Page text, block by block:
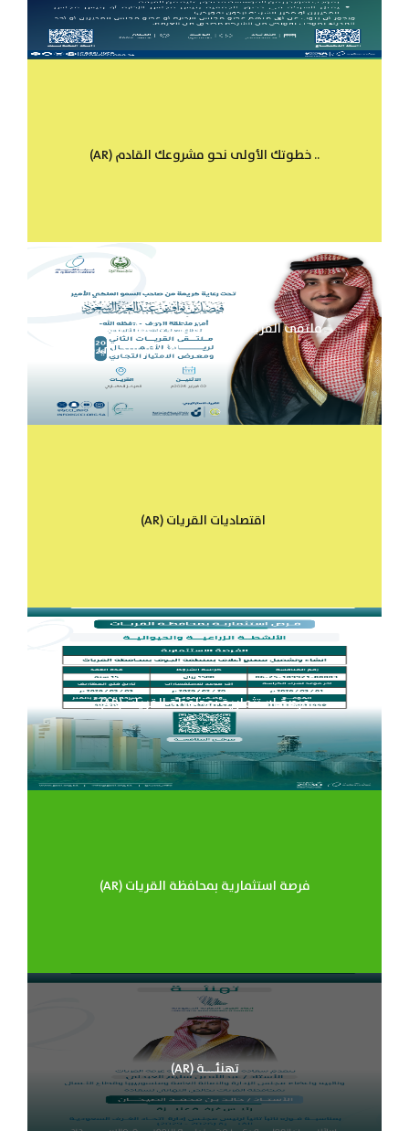
(AR) خطوتك الأولى نحو مشروعك القادم ..
الامتياز التجاري 2026م
(AR) فرصة استثمارية بمحافظة القريات
(AR) فرصة استثمارية بمحافظة القريات
(AR) تهنئـــة